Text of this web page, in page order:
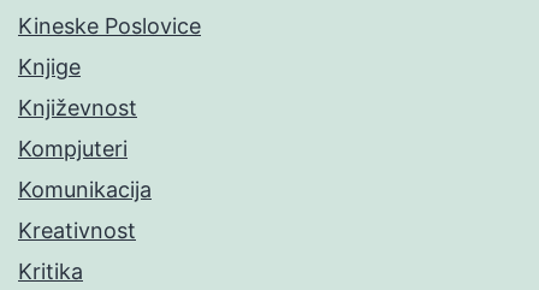
Kineske Poslovice
Knjige
Književnost
Kompjuteri
Komunikacija
Kreativnost
Kritika